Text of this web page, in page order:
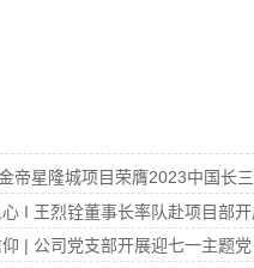
帝星隆城项目荣膺2023中国长
I 王烈铨董事长率队赴项目部
| 公司党支部开展迎七一主题